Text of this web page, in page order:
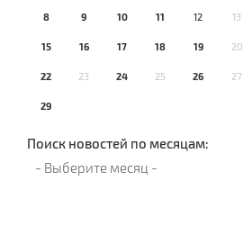
8 9 10 11 12 13
15 16 17 18 19 20
22 23 24 25 26 27
29
Поиск новостей по месяцам: